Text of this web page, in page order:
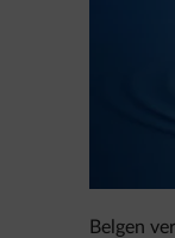
Belgen